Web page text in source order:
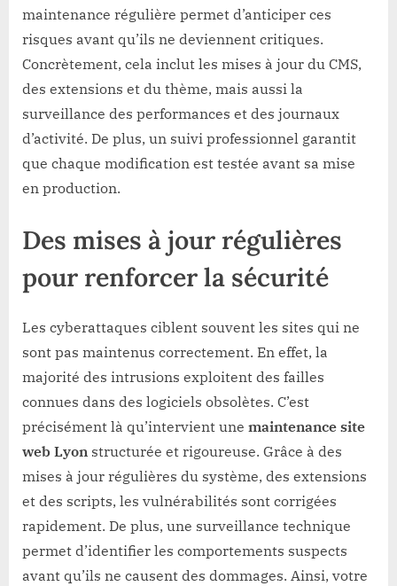
maintenance régulière permet d’anticiper ces
risques avant qu’ils ne deviennent critiques.
Concrètement, cela inclut les mises à jour du CMS,
des extensions et du thème, mais aussi la
surveillance des performances et des journaux
d’activité. De plus, un suivi professionnel garantit
que chaque modification est testée avant sa mise
en production.
Des mises à jour régulières
pour renforcer la sécurité
Les cyberattaques ciblent souvent les sites qui ne
sont pas maintenus correctement. En effet, la
majorité des intrusions exploitent des failles
connues dans des logiciels obsolètes. C’est
précisément là qu’intervient une maintenance site
web Lyon structurée et rigoureuse. Grâce à des
mises à jour régulières du système, des extensions
et des scripts, les vulnérabilités sont corrigées
rapidement. De plus, une surveillance technique
permet d’identifier les comportements suspects
avant qu’ils ne causent des dommages. Ainsi, votre